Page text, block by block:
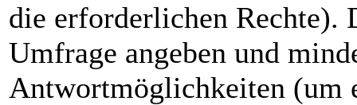
die erforderlichen Rechte).
Umfrage angeben und
Antwortmöglichkeiten (um